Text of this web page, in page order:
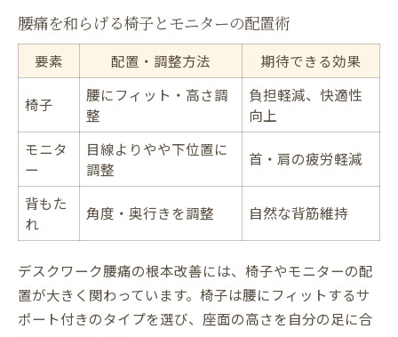
腰痛を和らげる椅子とモニターの配置術
要素 配置・調整方法 期待できる効果
椅子
腰にフィット・高さ調
整
負担軽減、快適性
向上
モニタ
ー
目線よりやや下位置に
調整
首・肩の疲労軽減
背もた
れ
角度・奥行きを調整 自然な背筋維持
デスクワーク腰痛の根本改善には、椅子やモニターの配
置が大きく関わっています。椅子は腰にフィットするサ
ポート付きのタイプを選び、座面の高さを自分の足に合